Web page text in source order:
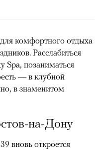
комфортного отдыха
Расслабиться
Spa, позаниматься
— в клубной
в знаменитом
на-Дону
вновь откроется